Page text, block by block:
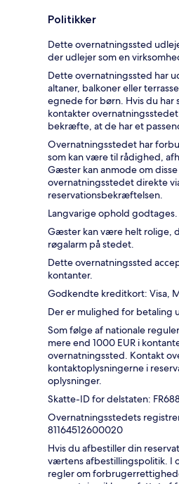
Politikker
Dette overnatningssted
der udlejer som en
Dette overnatningssted har
altaner, balkoner eller
egnede for børn. Hvis du har
kontakter
bekræfte, at de har et
Overnatningsstedet har
som kan være til rådighed,
Gæster kan anmode om
overnatningsstedet direkte
reservationsbekræftelsen.
Langvarige ophold godtages.
Gæster kan være helt rolige,
røgalarm på stedet.
Dette overnatningssted
kontanter.
Godkendte kreditkort: Visa,
Der er mulighed for betaling
Som følge af nationale
mere end 1000 EUR i
overnatningssted. Kontakt
kontaktoplysningerne i
oplysninger.
Skatte-ID for delstaten:
Overnatningsstedets
81164512600020
Hvis du afbestiller din
værtens afbestillingspolitik. I
regler om